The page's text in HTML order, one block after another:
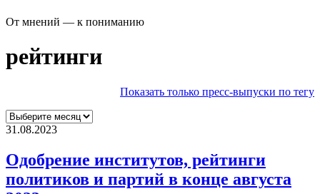
От мнений — к пониманию
рейтинги
Показать только пресс-выпуски по тегу
31.08.2023
Одобрение институтов, рейтинги
политиков и партий в конце августа